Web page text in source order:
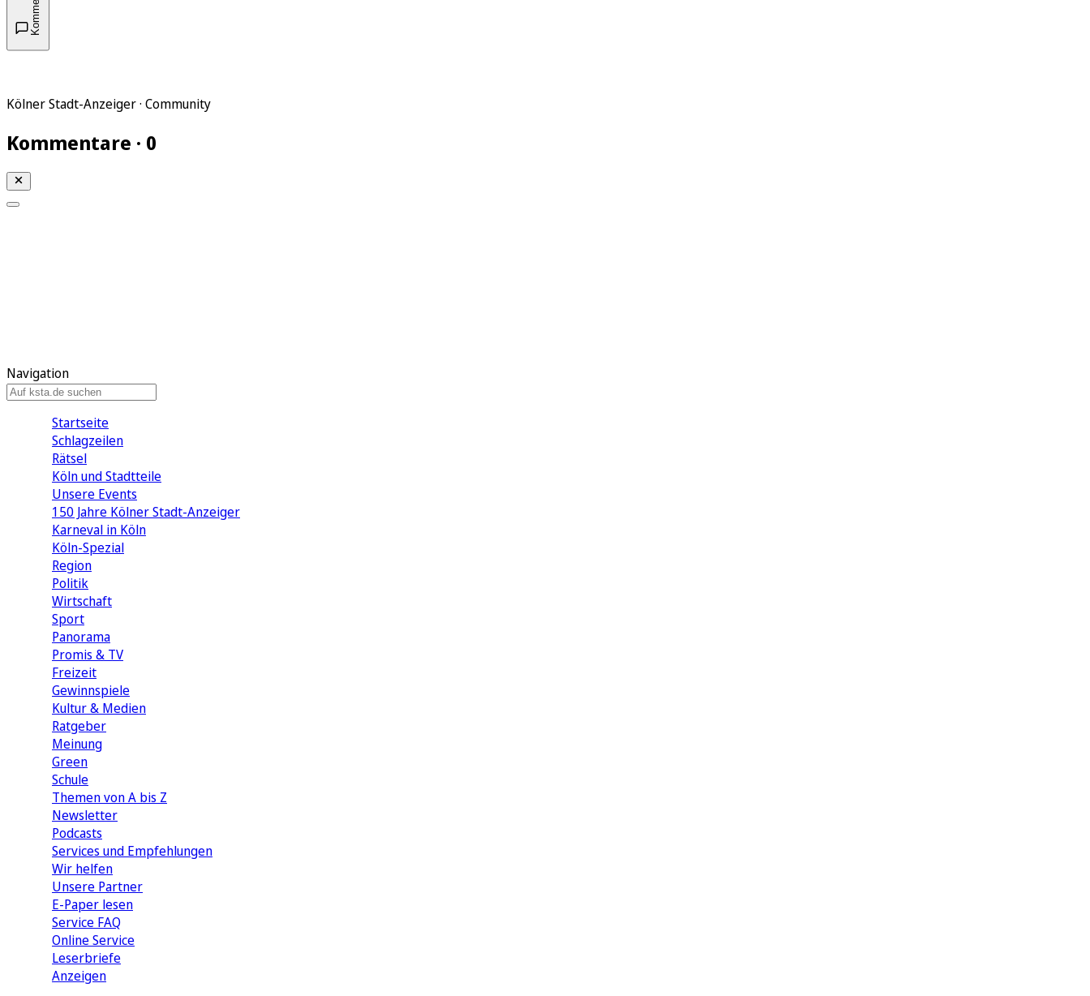
Kölner Stadt-Anzeiger · Community
Kommentare · 0
Navigation
Startseite
Schlagzeilen
Rätsel
Köln und Stadtteile
Unsere Events
150 Jahre Kölner Stadt-Anzeiger
Karneval in Köln
Köln-Spezial
Region
Politik
Wirtschaft
Sport
Panorama
Promis & TV
Freizeit
Gewinnspiele
Kultur & Medien
Ratgeber
Meinung
Green
Schule
Themen von A bis Z
Newsletter
Podcasts
Services und Empfehlungen
Wir helfen
Unsere Partner
E-Paper lesen
Service FAQ
Online Service
Leserbriefe
Anzeigen